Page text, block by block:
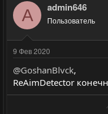
A admin646
Пользователь
9 Фев 2020
@GoshanBlvck,
ReAimDetector